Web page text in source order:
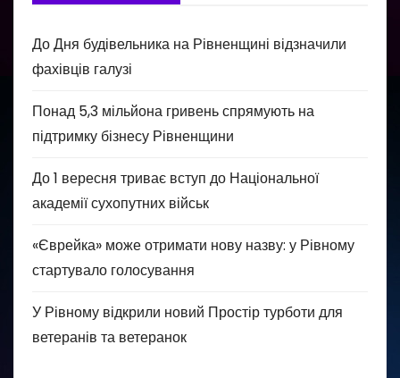
До Дня будівельника на Рівненщині відзначили
фахівців галузі
Понад 5,3 мільйона гривень спрямують на
підтримку бізнесу Рівненщини
До 1 вересня триває вступ до Національної
академії сухопутних військ
«Єврейка» може отримати нову назву: у Рівному
стартувало голосування
У Рівному відкрили новий Простір турботи для
ветеранів та ветеранок